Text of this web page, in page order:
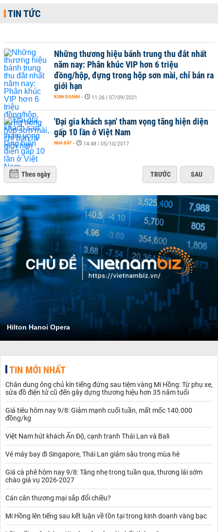
TIN TỨC
Những thương hiệu bánh trung thu đắt nhất
năm nay: Phân khúc VIP hơn 6 triệu
đồng/hộp, đựng trong hộp sơn mài, chỉ bán ra
giới hạn
KINH DOANH - 11:26 | 07/09/2021
'Đại gia khách sạn' tham vọng tăng hiện diện
gấp 10 lần ở Việt Nam
NHÀ ĐẤT - 14:48 | 05/10/2017
Theo ngày TRƯỚC SAU
Hilton Hanoi Opera
TIN MỚI NHẤT
Chân dung ông chủ kín tiếng đứng sau tiệm vàng Mi Hồng: Từ phụ xe,
sửa đồ điện tử cũ đến gây dựng thương hiệu hơn 35 năm tuổi
Giá tiêu hôm nay 9/8: Giảm mạnh cuối tuần, mất mốc 140.000
đồng/kg
Việt Nam hút khách Ấn Độ, cạnh tranh Thái Lan và Bali
Vé máy bay đi Singapore, Thái Lan giảm sâu trong mùa hè
Giá cà phê hôm nay 9/8: Tăng nhẹ trong tuần qua, thương lái sớm
chào giá vụ 2026-2027
Cán cân thương mại sắp đổi chiều?
Mi Hồng lên tiếng sau kết luận về tồn tại trong kinh doanh vàng bạc